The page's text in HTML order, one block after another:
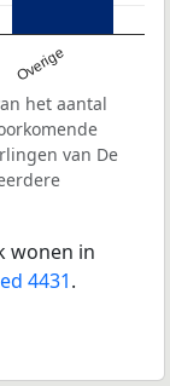
Overige
het aantal
van De
wonen in
4431.